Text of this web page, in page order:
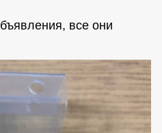
все они